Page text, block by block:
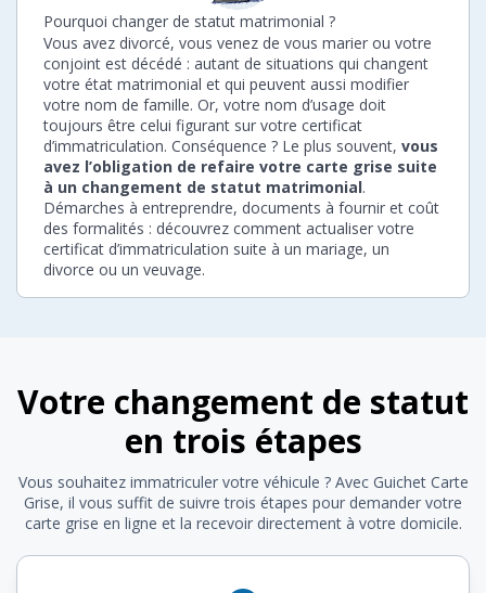
Pourquoi changer de statut matrimonial ?
Vous avez divorcé, vous venez de vous marier ou votre
conjoint est décédé : autant de situations qui changent
votre état matrimonial et qui peuvent aussi modifier
votre nom de famille. Or, votre nom d’usage doit
toujours être celui figurant sur votre certificat
d’immatriculation. Conséquence ? Le plus souvent, vous
avez l’obligation de refaire votre carte grise suite
à un changement de statut matrimonial.
Démarches à entreprendre, documents à fournir et coût
des formalités : découvrez comment actualiser votre
certificat d’immatriculation suite à un mariage, un
divorce ou un veuvage.
Votre changement de statut
en trois étapes
Vous souhaitez immatriculer votre véhicule ? Avec Guichet Carte
Grise, il vous suffit de suivre trois étapes pour demander votre
carte grise en ligne et la recevoir directement à votre domicile.